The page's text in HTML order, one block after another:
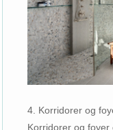
4. Korridorer og
Korridorer og